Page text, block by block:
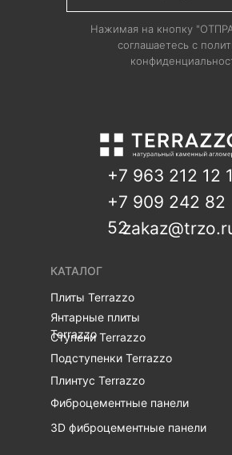
КАТАЛОГ
Плиты Terrazzo
Янтарные плиты
Terrazzo
Ступени Terrazzo
Подступенки Terrazzo
Плинтус Terrazzo
+7 963 212 12
+7 909 242 82
52
Фиброцементные панели
3D фиброцементные панели
Нажимая на кнопку
соглашаетесь с